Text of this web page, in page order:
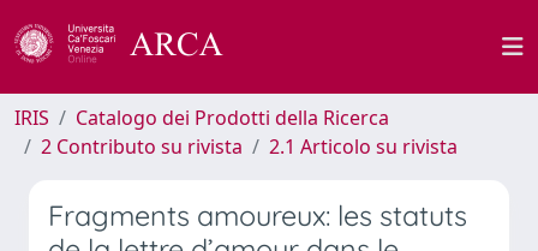
IRIS
Catalogo dei Prodotti della Ricerca
2 Contributo su rivista
2.1 Articolo su rivista
Fragments amoureux: les statuts